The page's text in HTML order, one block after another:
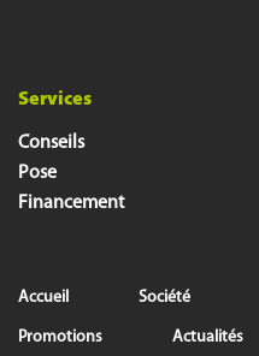
Services
Conseils
Pose
Financement
Accueil Société
Promotions Actualités